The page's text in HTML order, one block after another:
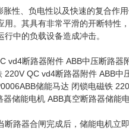
性、负电性以及快速的复合作
。其具有非常平滑的开断特性
中的负载设备造成冲击。
vd4断路器附件 ABB中压断路
QC vd4断路器附件 ABB
储能马达 闭锁电磁铁
储能电机 ABB真空断路器储能
路器合闸完成后，储能电机立